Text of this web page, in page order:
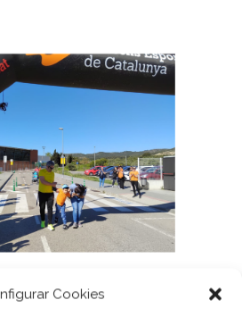
Cookies